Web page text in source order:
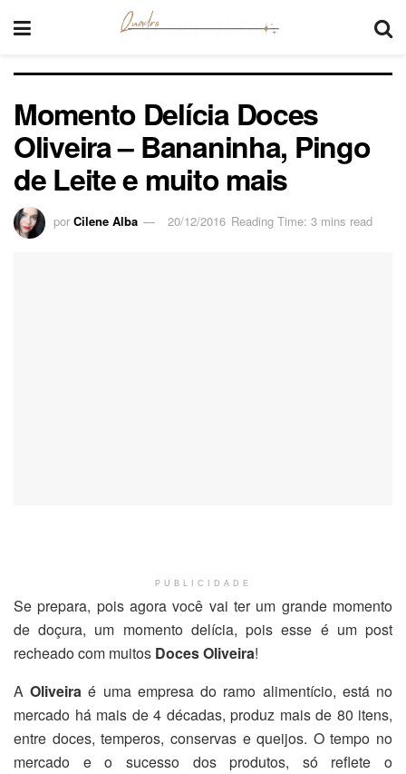
Momento Delícia Doces
Oliveira – Bananinha, Pingo
de Leite e muito mais
por Cilene Alba 20/12/2016 Reading Time: 3 mins read
PUBLICIDADE
Se prepara, pois agora você vai ter um grande momento
de doçura, um momento delícia, pois esse é um post
recheado com muitos Doces Oliveira!
AOliveira é uma empresa do ramo alimentício, está no
mercado há mais de 4 décadas, produz mais de 80 itens,
entre doces, temperos, conservas e queijos. O tempo no
mercado e o sucesso dos produtos, só reflete o